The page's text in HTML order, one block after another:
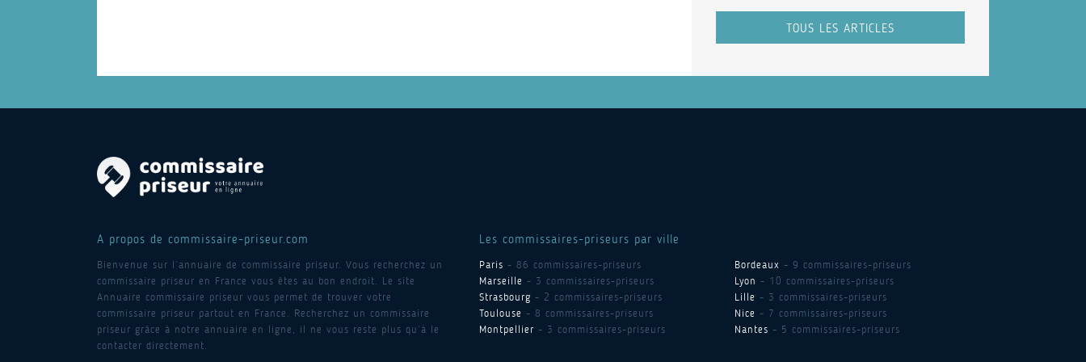
TOUS LES ARTICLES
A propos de commissaire-priseur.com
Bienvenue sur l’annuaire de commissaire priseur. Vous recherchez un
commissaire priseur en France vous êtes au bon endroit. Le site
Annuaire commissaire priseur vous permet de trouver votre
commissaire priseur partout en France. Recherchez un commissaire
priseur grâce à notre annuaire en ligne, il ne vous reste plus qu’à le
contacter directement.
Les commissaires-priseurs par ville
Paris - 86 commissaires-priseurs Bordeaux - 9 commissaires-priseurs
Marseille - 3 commissaires-priseurs Lyon - 10 commissaires-priseurs
Strasbourg - 2 commissaires-priseurs Lille - 3 commissaires-priseurs
Toulouse - 8 commissaires-priseurs Nice - 7 commissaires-priseurs
Montpellier - 3 commissaires-priseurs Nantes - 5 commissaires-priseurs